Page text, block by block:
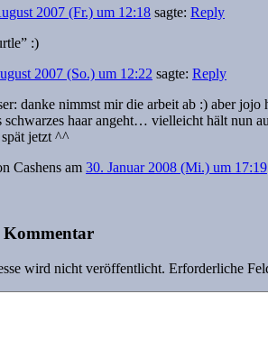
2007 (Fr.) um 12:18 sagte: Reply
:)
2007 (So.) um 12:22 sagte: Reply
danke nimmst mir die arbeit ab :) aber
schwarzes haar angeht… vielleicht hält nun
jetzt ^^
Cashens am 30. Januar 2008 (Mi.) um 17:19
Kommentar
wird nicht veröffentlicht. Erforderliche